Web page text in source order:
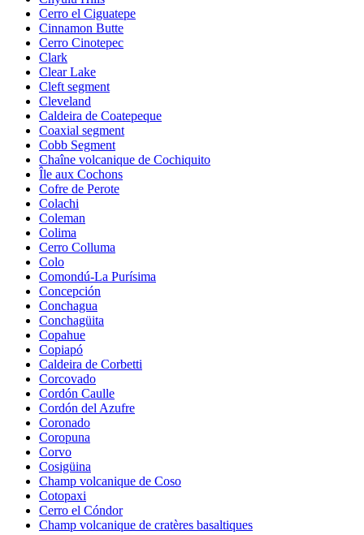
Cerro el Ciguatepe
Cinnamon Butte
Cerro Cinotepec
Clark
Clear Lake
Cleft segment
Cleveland
Caldeira de Coatepeque
Coaxial segment
Cobb Segment
Chaîne volcanique de Cochiquito
Île aux Cochons
Cofre de Perote
Colachi
Coleman
Colima
Cerro Colluma
Colo
Comondú-La Purísima
Concepción
Conchagua
Conchagüita
Copahue
Copiapó
Caldeira de Corbetti
Corcovado
Cordón Caulle
Cordón del Azufre
Coronado
Coropuna
Corvo
Cosigüina
Champ volcanique de Coso
Cotopaxi
Cerro el Cóndor
Champ volcanique de cratères basaltiques